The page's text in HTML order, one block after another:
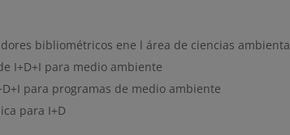
bibliométricos ene l área de ciencias
I+D+I para medio ambiente
para programas de medio ambiente
para I+D